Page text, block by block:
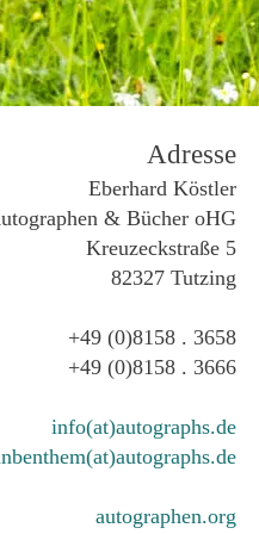
Adresse
Eberhard Köstler
& Bücher oHG
Kreuzeckstraße 5
82327 Tutzing
+49 (0)8158 . 3658
+49 (0)8158 . 3666
info(at)autographs.de
autographen.org